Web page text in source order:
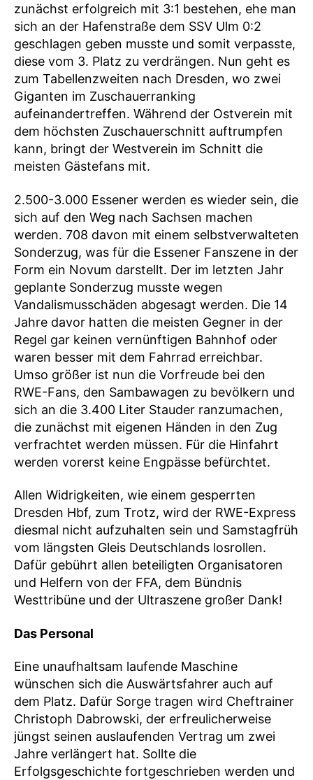
zunächst erfolgreich mit 3:1 bestehen, ehe man
sich an der Hafenstraße dem SSV Ulm 0:2
geschlagen geben musste und somit verpasste,
diese vom 3. Platz zu verdrängen. Nun geht es
zum Tabellenzweiten nach Dresden, wo zwei
Giganten im Zuschauerranking
aufeinandertreffen. Während der Ostverein mit
dem höchsten Zuschauerschnitt auftrumpfen
kann, bringt der Westverein im Schnitt die
meisten Gästefans mit.
2.500-3.000 Essener werden es wieder sein, die
sich auf den Weg nach Sachsen machen
werden. 708 davon mit einem selbstverwalteten
Sonderzug, was für die Essener Fanszene in der
Form ein Novum darstellt. Der im letzten Jahr
geplante Sonderzug musste wegen
Vandalismusschäden abgesagt werden. Die 14
Jahre davor hatten die meisten Gegner in der
Regel gar keinen vernünftigen Bahnhof oder
waren besser mit dem Fahrrad erreichbar.
Umso größer ist nun die Vorfreude bei den
RWE-Fans, den Sambawagen zu bevölkern und
sich an die 3.400 Liter Stauder ranzumachen,
die zunächst mit eigenen Händen in den Zug
verfrachtet werden müssen. Für die Hinfahrt
werden vorerst keine Engpässe befürchtet.
Allen Widrigkeiten, wie einem gesperrten
Dresden Hbf, zum Trotz, wird der RWE-Express
diesmal nicht aufzuhalten sein und Samstagfrüh
vom längsten Gleis Deutschlands losrollen.
Dafür gebührt allen beteiligten Organisatoren
und Helfern von der FFA, dem Bündnis
Westtribüne und der Ultraszene großer Dank!
Das Personal
Eine unaufhaltsam laufende Maschine
wünschen sich die Auswärtsfahrer auch auf
dem Platz. Dafür Sorge tragen wird Cheftrainer
Christoph Dabrowski, der erfreulicherweise
jüngst seinen auslaufenden Vertrag um zwei
Jahre verlängert hat. Sollte die
Erfolgsgeschichte fortgeschrieben werden und